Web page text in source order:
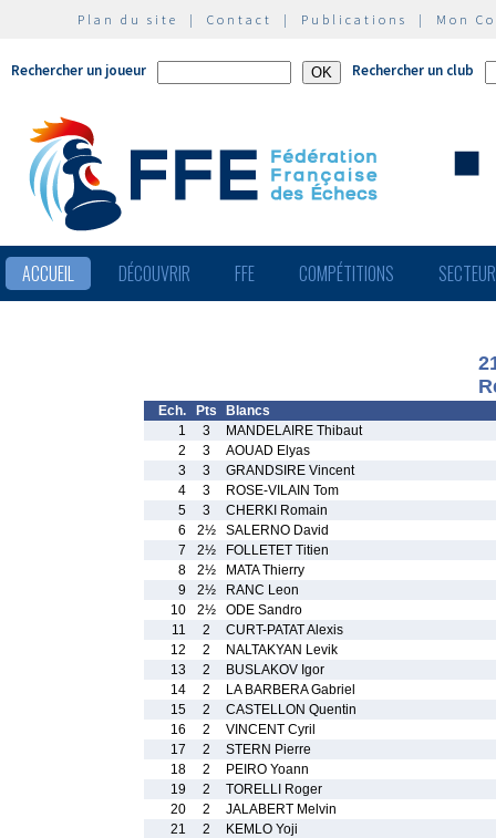
Plan du site | Contact | Publications | Mon
Rechercher un joueur Rechercher un club
ACCUEIL DÉCOUVRIR FFE COMPÉTITIONS
Ech. Pts
Blancs
1
3
MANDELAIRE Thibaut
2
3
AOUAD Elyas
3
3
GRANDSIRE Vincent
4
3
ROSE-VILAIN Tom
5
3
CHERKI Romain
6
2½
SALERNO David
7
2½
FOLLETET Titien
8
2½
MATA Thierry
9
2½
RANC Leon
10
2½
ODE Sandro
11
2
CURT-PATAT Alexis
12
2
NALTAKYAN Levik
13
2
BUSLAKOV Igor
14
2
LA BARBERA Gabriel
15
2
CASTELLON Quentin
16
2
VINCENT Cyril
17
2
STERN Pierre
18
2
PEIRO Yoann
19
2
TORELLI Roger
20
2
JALABERT Melvin
21
2
KEMLO Yoji